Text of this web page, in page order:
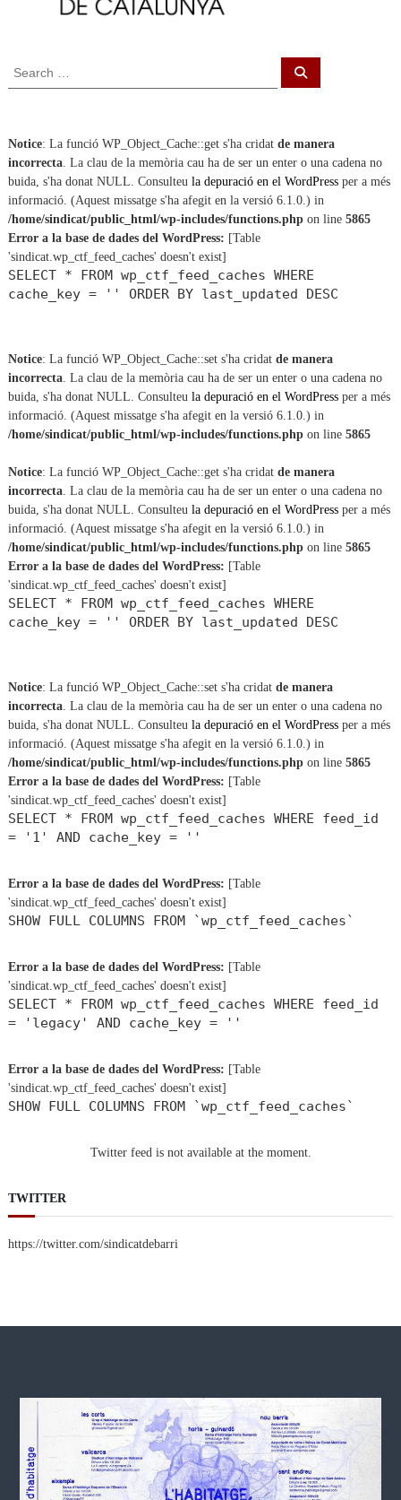
c
h
f
o
r
:
S
Notice: La funció WP_Object_Cache::get s'ha cridat de manera
incorrecta. La clau de la memòria cau ha de ser un enter o una cadena no
buida, s'ha donat NULL. Consulteu la depuració en el WordPressper a més
informació. (Aquest missatge s'ha afegit en la versió 6.1.0.) in
/home/sindicat/public_html/wp-includes/functions.phpon line 5865
Error a la base de dades del WordPress: [Table
'sindicat.wp_ctf_feed_caches' doesn't exist]
SELECT * FROM wp_ctf_feed_caches WHERE
cache_key = '' ORDER BY last_updated DESC
Notice: La funció WP_Object_Cache::set s'ha cridat de manera
incorrecta. La clau de la memòria cau ha de ser un enter o una cadena no
buida, s'ha donat NULL. Consulteu la depuració en el WordPressper a més
informació. (Aquest missatge s'ha afegit en la versió 6.1.0.) in
/home/sindicat/public_html/wp-includes/functions.phpon line 5865
Notice: La funció WP_Object_Cache::get s'ha cridat de manera
incorrecta. La clau de la memòria cau ha de ser un enter o una cadena no
buida, s'ha donat NULL. Consulteu la depuració en el WordPressper a més
informació. (Aquest missatge s'ha afegit en la versió 6.1.0.) in
/home/sindicat/public_html/wp-includes/functions.phpon line 5865
Error a la base de dades del WordPress: [Table
'sindicat.wp_ctf_feed_caches' doesn't exist]
SELECT * FROM wp_ctf_feed_caches WHERE
cache_key = '' ORDER BY last_updated DESC
Notice: La funció WP_Object_Cache::set s'ha cridat de manera
incorrecta. La clau de la memòria cau ha de ser un enter o una cadena no
buida, s'ha donat NULL. Consulteu la depuració en el WordPressper a més
informació. (Aquest missatge s'ha afegit en la versió 6.1.0.) in
/home/sindicat/public_html/wp-includes/functions.phpon line 5865
Error a la base de dades del WordPress: [Table
'sindicat.wp_ctf_feed_caches' doesn't exist]
SELECT * FROM wp_ctf_feed_caches WHERE feed_id
= '1' AND cache_key = ''
Error a la base de dades del WordPress: [Table
'sindicat.wp_ctf_feed_caches' doesn't exist]
SHOW FULL COLUMNS FROM `wp_ctf_feed_caches`
Error a la base de dades del WordPress: [Table
'sindicat.wp_ctf_feed_caches' doesn't exist]
SELECT * FROM wp_ctf_feed_caches WHERE feed_id
= 'legacy' AND cache_key = ''
Error a la base de dades del WordPress: [Table
'sindicat.wp_ctf_feed_caches' doesn't exist]
SHOW FULL COLUMNS FROM `wp_ctf_feed_caches`
Twitter feed is not available at the moment.
TWITTER
https://twitter.com/sindicatdebarri